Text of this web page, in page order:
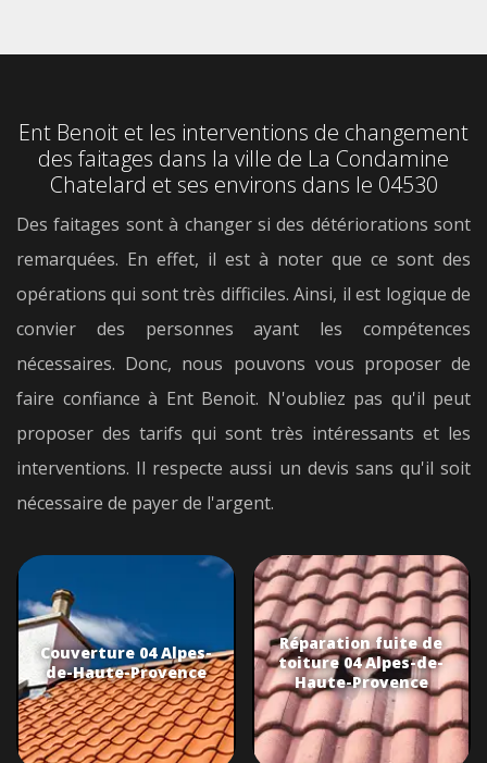
Ent Benoit et les interventions de changement
des faitages dans la ville de La Condamine
Chatelard et ses environs dans le 04530
Des faitages sont à changer si des détériorations sont
remarquées. En effet, il est à noter que ce sont des
opérations qui sont très difficiles. Ainsi, il est logique de
convier des personnes ayant les compétences
nécessaires. Donc, nous pouvons vous proposer de
faire confiance à Ent Benoit. N'oubliez pas qu'il peut
proposer des tarifs qui sont très intéressants et les
interventions. Il respecte aussi un devis sans qu'il soit
nécessaire de payer de l'argent.
Couverture 04 Alpes-
de-Haute-Provence
Réparation fuite de
toiture 04 Alpes-de-
Haute-Provence